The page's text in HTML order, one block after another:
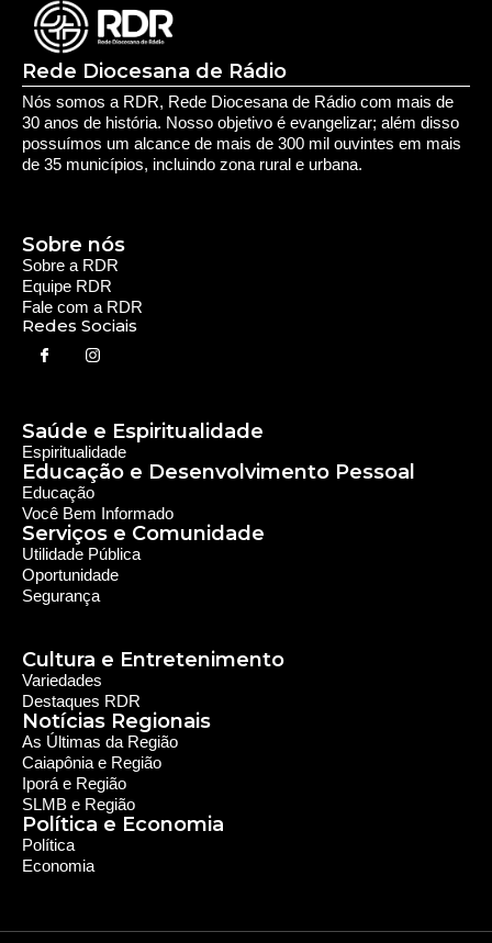
Deixe seu Comentário:
Comments are closed.
Rede Diocesana de Rádio
30 anos de história. Nosso objetivo é evangelizar; além disso
possuímos um alcance de mais de 300 mil ouvintes em mais
de 35 municípios, incluindo zona rural e urbana.
Sobre a RDR
Equipe RDR
Fale com a RDR
Sobre nós
Saúde e Espiritualidade
Espiritualidade
Educação e Desenvolvimento Pessoal
Educação
Você Bem Informado
Serviços e Comunidade
Utilidade Pública
Oportunidade